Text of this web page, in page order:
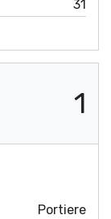
31
1
Portiere